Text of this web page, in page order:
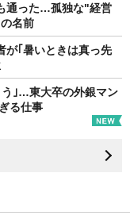
通った…孤独な"経営
名前
｢暑いときは真っ先
う｣…東大卒の外銀マン
る仕事